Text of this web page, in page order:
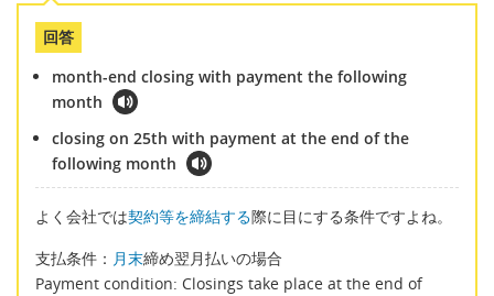
回答
month-end closing with payment the following
month
closing on 25th with payment at the end of the
following month
よく会社では契約等を締結する際に目にする条件ですよね。
支払条件： 月末締め翌月払いの場合
Payment condition: Closings take place at the end of